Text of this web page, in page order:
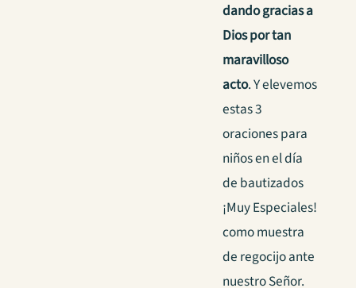
dando gracias a
Dios por tan
maravilloso
acto. Y elevemos
estas 3
oraciones para
niños en el día
de bautizados
¡Muy Especiales!
como muestra
de regocijo ante
nuestro Señor.